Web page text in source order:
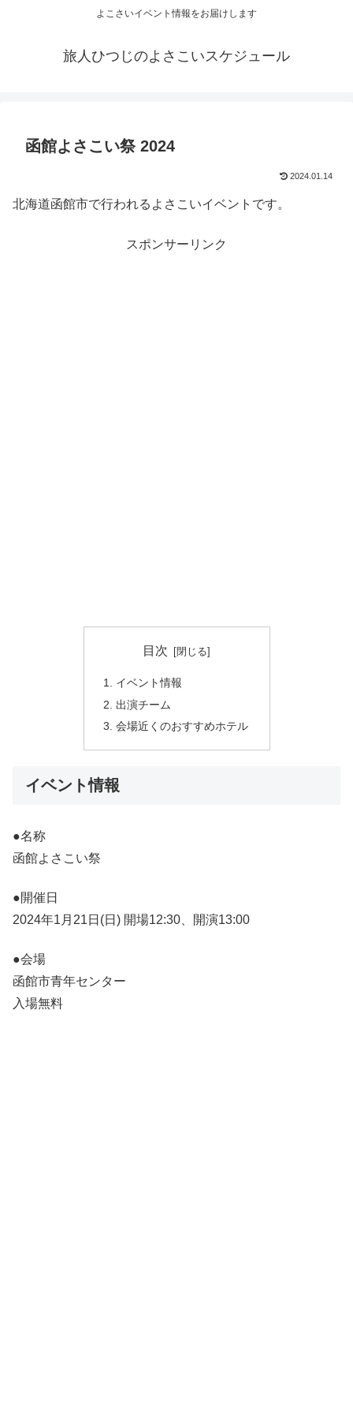
よこさいイベント情報をお届けします
旅人ひつじのよさこいスケジュール
函館よさこい祭 2024
2024.01.14
北海道函館市で行われるよさこいイベントです。
スポンサーリンク
目次
イベント情報
出演チーム
会場近くのおすすめホテル
イベント情報
●名称
函館よさこい祭
●開催日
2024年1月21日(日) 開場12:30、開演13:00
●会場
函館市青年センター
入場無料